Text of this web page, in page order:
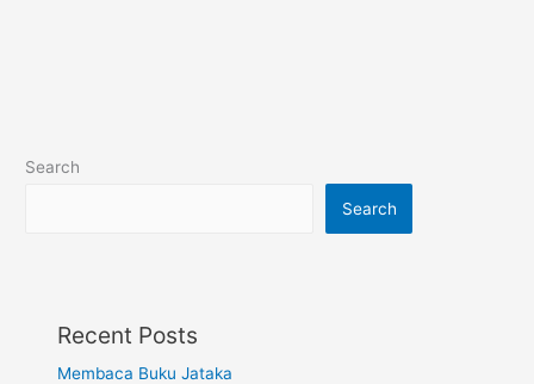
Search
Search
Recent Posts
Membaca Buku Jataka